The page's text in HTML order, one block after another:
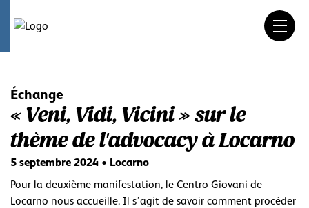
Échange
« Veni, Vidi, Vicini » sur le
thème de l'advocacy à Locarno
5 septembre 2024 • Locarno
Pour la deuxième manifestation, le Centro Giovani de
Locarno nous accueille. Il s’agit de savoir comment procéder